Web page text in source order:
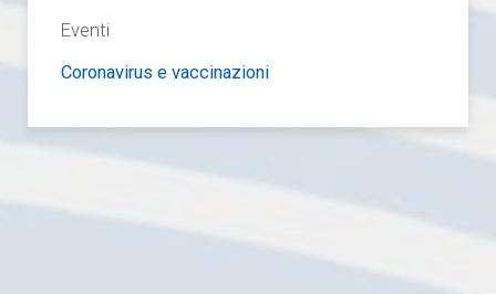
Eventi
Coronavirus e vaccinazioni